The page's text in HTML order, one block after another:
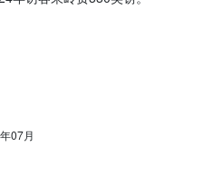
07月